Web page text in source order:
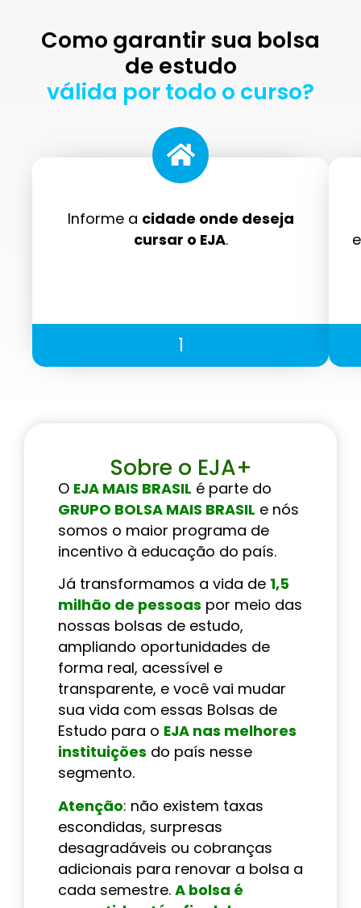
Como garantir sua bolsa
de estudo
válida por todo o curso?
Informe a cidade onde deseja
cursar o EJA.
1
Sobre o EJA+
O EJA MAIS BRASIL é parte do
GRUPO BOLSA MAIS BRASIL e nós
somos o maior programa de
incentivo à educação do país.
Já transformamos a vida de 1,5
milhão de pessoas por meio das
nossas bolsas de estudo,
ampliando oportunidades de
forma real, acessível e
transparente, e você vai mudar
sua vida com essas Bolsas de
Estudo para o EJA nas melhores
instituições do país nesse
segmento.
Atenção: não existem taxas
escondidas, surpresas
desagradáveis ou cobranças
adicionais para renovar a bolsa a
cada semestre. A bolsa é